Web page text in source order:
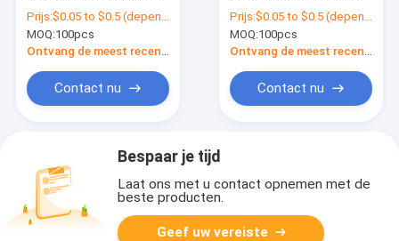
Etiket Merrow-Grens
steunen
Prijs:$0.05 to $0.5 (depends on the design and order quantity)
MOQ:100pcs
Ontvang de meest recente Prijs
Contact nu
Douanelogo patches
woven label patch
Prijs:$0.05 to $0.5 (depends on the design and order quantity)
MOQ:100pcs
Ontvang de meest recente Prijs
Contact nu
Bespaar je tijd
Laat ons met u contact opnemen met de
beste producten.
Geef uw vereiste